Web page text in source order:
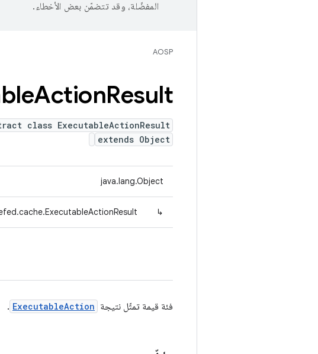
المفضّلة، وقد تتضمّن بعض الأخطاء.
AOSP
ActionResult
class ExecutableActionResult
extends Object
java.lang.Object
↳
فئة قيمة تمثّل نتيجة ExecutableAction
.